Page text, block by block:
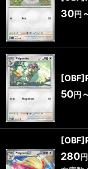
30円
50円
280円